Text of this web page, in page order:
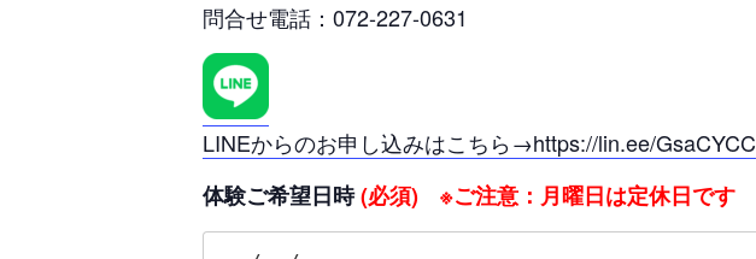
問合せ電話：072-227-0631
LINEからのお申し込みはこちら→https://lin.ee/GsaCYCC
体験ご希望日時(必須) ※ご注意：月曜日は定休日です